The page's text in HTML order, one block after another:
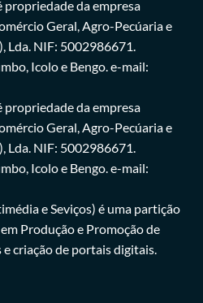
da empresa
Geral, Agro-Pecúaria e
Lda. NIF: 5002986671.
Icolo e Bengo. e-mail:
da empresa
Geral, Agro-Pecúaria e
Lda. NIF: 5002986671.
Icolo e Bengo. e-mail:
e Seviços) é uma partição
Produção e Promoção de
criação de portais digitais.